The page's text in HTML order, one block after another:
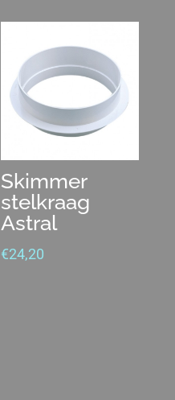
Skimmer
stelkraag
Astral
€24,20